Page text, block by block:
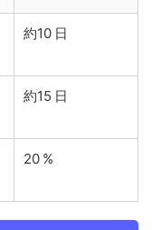
約10 日
約15 日
20 %